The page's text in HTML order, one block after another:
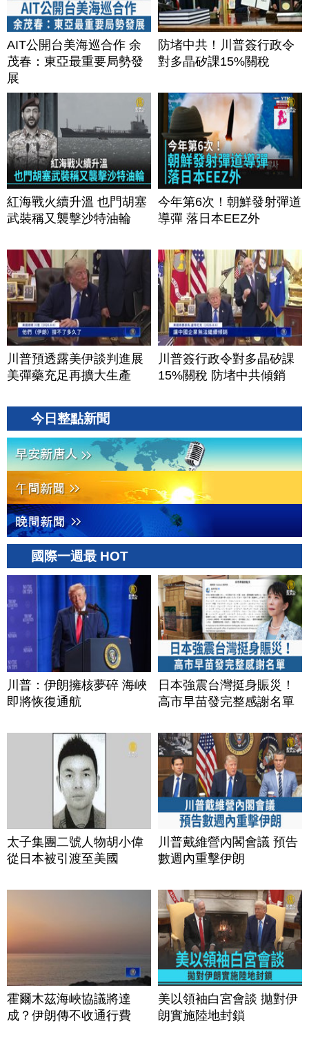
AIT公開台美海巡合作 余
茂春：東亞最重要局勢發
展
防堵中共！川普簽行政令
對多晶矽課15%關稅
紅海戰火續升溫 也門胡塞
武裝稱又襲擊沙特油輪
今年第6次！朝鮮發射彈道
導彈 落日本EEZ外
川普預透露美伊談判進展
美彈藥充足再擴大生產
川普簽行政令對多晶矽課
15%關稅 防堵中共傾銷
今日整點新聞
國際一週最 HOT
川普：伊朗擁核夢碎 海峽
即將恢復通航
日本強震台灣挺身賑災！
高市早苗發完整感謝名單
太子集團二號人物胡小偉
從日本被引渡至美國
川普戴維營內閣會議 預告
數週內重擊伊朗
霍爾木茲海峽協議將達
成？伊朗傳不收通行費
美以領袖白宮會談 拋對伊
朗實施陸地封鎖